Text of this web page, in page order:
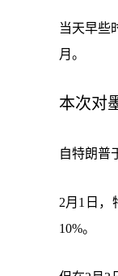
当天早些
月。
本次对
自特朗普
2月1日，
10%。